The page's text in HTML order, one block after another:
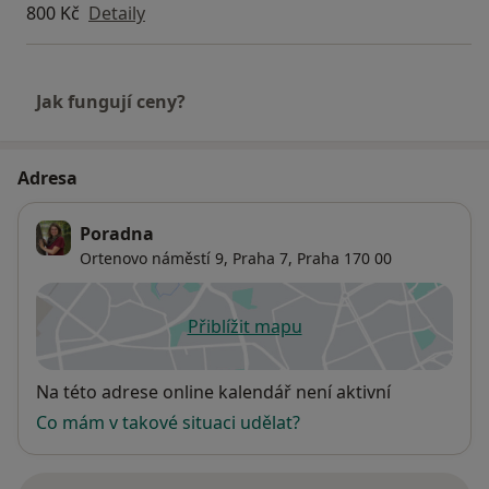
800 Kč Detaily
Jak fungují ceny?
Adresa
Poradna
Ortenovo náměstí 9, Praha 7, Praha 170 00
Přiblížit mapuse otevře v nové záložce
Dostupnost
Na této adrese online kalendář není aktivní
Co mám v takové situaci udělat?